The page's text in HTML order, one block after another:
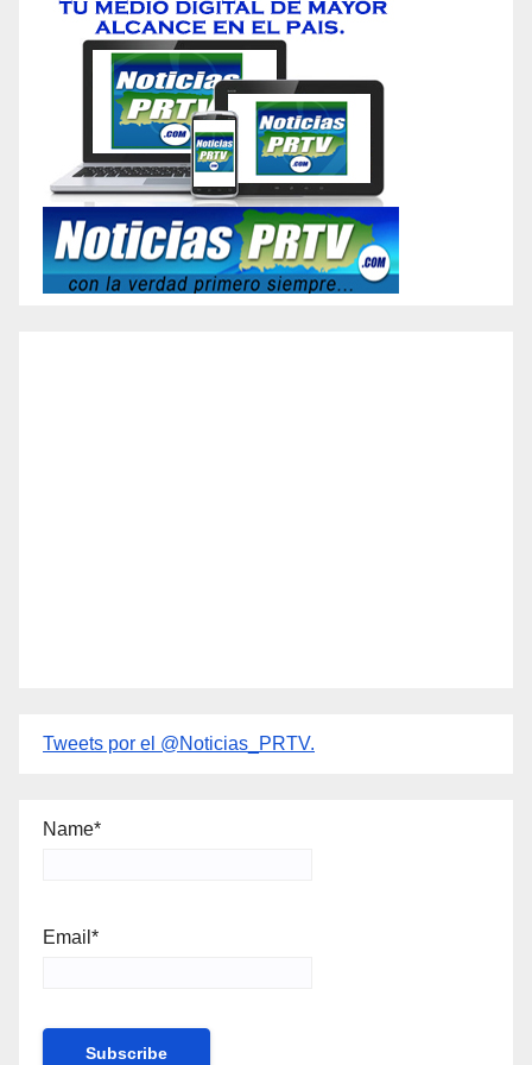
Tweets por el @Noticias_PRTV.
Name*
Email*